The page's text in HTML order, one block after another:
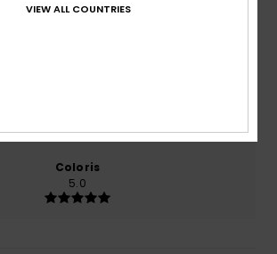
Coloris
5.0
VIEW ALL COUNTRIES